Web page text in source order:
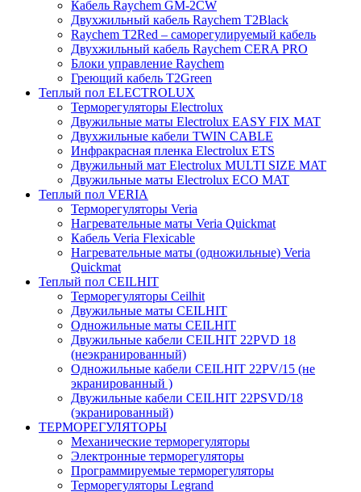
Кабель Raychem GM-2CW
Двухжильный кабель Raychem T2Black
Raychem T2Red – саморегулируемый кабель
Двухжильный кабель Raychem CERA PRO
Блоки управление Raychem
Греющий кабель T2Green
Теплый пол ELECTROLUX
Терморегуляторы Electrolux
Двужильные маты Electrolux EASY FIX MAT
Двухжильные кабели TWIN CABLE
Инфракрасная пленка Electrolux ETS
Двужильный мат Electrolux MULTI SIZE MAT
Двужильные маты Electrolux ECO MAT
Теплый пол VERIA
Терморегуляторы Veria
Нагревательные маты Veria Quickmat
Кабель Veria Flexicable
Нагревательные маты (одножильные) Veria
Quickmat
Теплый пол CEILHIT
Терморегуляторы Ceilhit
Двужильные маты CEILHIT
Одножильные маты CEILHIT
Двужильные кабели CEILHIT 22PVD 18
(неэкранированный)
Одножильные кабели CEILHIT 22PV/15 (не
экранированный )
Двужильные кабели CEILHIT 22PSVD/18
(экранированный)
ТЕРМОРЕГУЛЯТОРЫ
Механические терморегуляторы
Электронные терморегуляторы
Программируемые терморегуляторы
Терморегуляторы Legrand